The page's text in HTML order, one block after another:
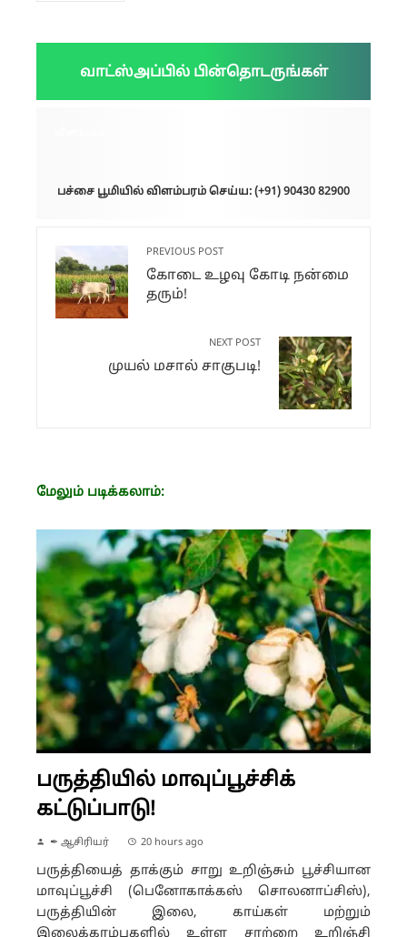
வாட்ஸ்அப்பில் பின்தொடருங்கள்
பச்சை பூமியில் விளம்பரம் செய்ய: (+91) 90430 82900
PREVIOUS POST
கோடை உழவு கோடி நன்மை
தரும்!
NEXT POST
முயல் மசால் சாகுபடி!
மேலும் படிக்கலாம்:
பருத்தியில் மாவுப்பூச்சிக்
கட்டுப்பாடு!
✒ ஆசிரியர் 20 hours ago
பருத்தியைத் தாக்கும் சாறு உறிஞ்சும் பூச்சியான
மாவுப்பூச்சி (பெனோகாக்கஸ் சொலனாப்சிஸ்),
பருத்தியின் இலை, காய்கள் மற்றும்
இலைக்காம்புகளில் உள்ள சாற்றை உறிஞ்சி